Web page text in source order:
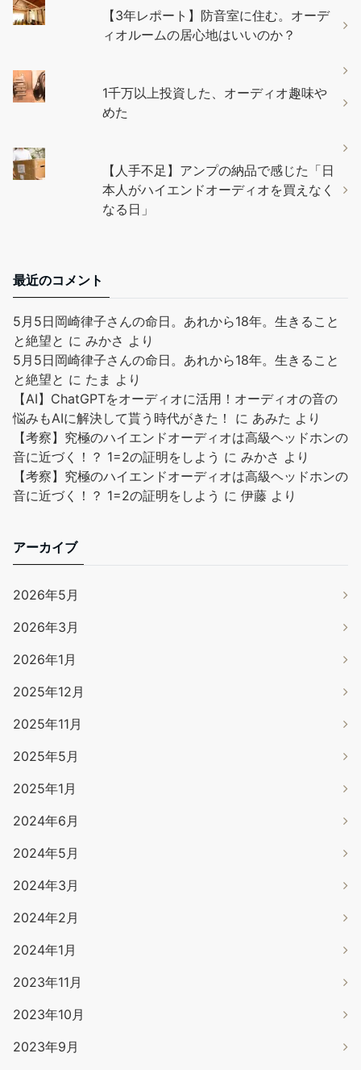
【3年レポート】防音室に住む。オーデ
ィオルームの居心地はいいのか？
1千万以上投資した、オーディオ趣味や
めた
【人手不足】アンプの納品で感じた「日
本人がハイエンドオーディオを買えなく
なる日」
最近のコメント
5月5日岡崎律子さんの命日。あれから18年。生きること
と絶望と に みかさ より
5月5日岡崎律子さんの命日。あれから18年。生きること
と絶望と に たま より
【AI】ChatGPTをオーディオに活用！オーディオの音の
悩みもAIに解決して貰う時代がきた！
に あみた より
【考察】究極のハイエンドオーディオは高級ヘッドホンの
音に近づく！？ 1=2の証明をしよう に みかさ より
【考察】究極のハイエンドオーディオは高級ヘッドホンの
音に近づく！？ 1=2の証明をしよう に 伊藤 より
アーカイブ
2026年5月
2026年3月
2026年1月
2025年12月
2025年11月
2025年5月
2025年1月
2024年6月
2024年5月
2024年3月
2024年2月
2024年1月
2023年11月
2023年10月
2023年9月